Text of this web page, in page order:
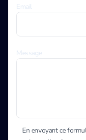
Email
Message
En envoyant ce